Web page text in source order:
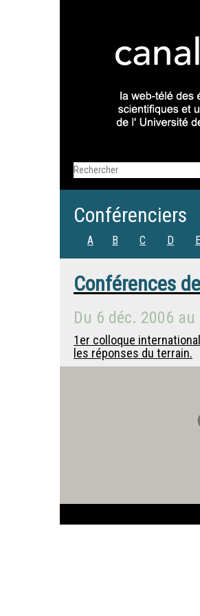
Conférenciers
A B C D E
Conférences de
Du 6 déc. 2006 au
1er colloque
les réponses du terrain.